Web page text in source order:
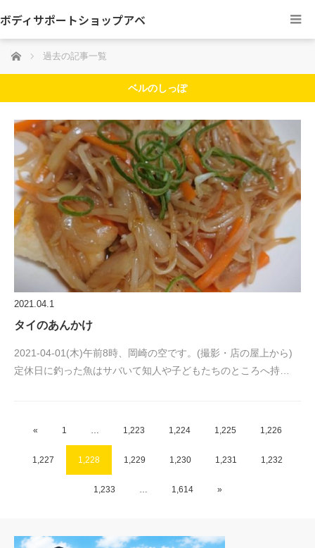
ボディサポートショップアベ
ホーム 過去の記事一覧
ベルのしっぽ
2021.04.1
タイのあんかけ
2021-04-01(木)午前8時、岡崎の空です。(撮影・店の屋上から)
定休日に釣った魚はサバいて知人や子どもたちのところへ持…
« 1 1,223 1,224 1,225 1,226
1,227 1,228 1,229 1,230 1,231 1,232
1,233 1,614 »